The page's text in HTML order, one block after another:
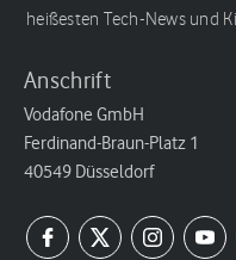
heißesten Tech-News und
Anschrift
Vodafone GmbH
Ferdinand-Braun-Platz 1
40549 Düsseldorf